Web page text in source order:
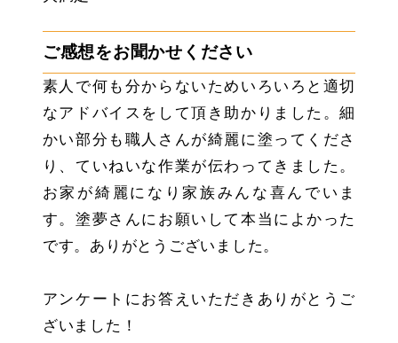
ご感想をお聞かせください
素人で何も分からないためいろいろと適切
なアドバイスをして頂き助かりました。細
かい部分も職人さんが綺麗に塗ってくださ
り、ていねいな作業が伝わってきました。
お家が綺麗になり家族みんな喜んでいま
す。塗夢さんにお願いして本当によかった
です。ありがとうございました。
アンケートにお答えいただきありがとうご
ざいました！